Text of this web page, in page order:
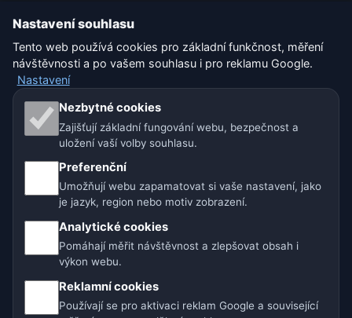
Nastavení
Naše weby o počasí:
🇨🇿 Česko 🇭🇷 Chorvatsko 🇧🇬 Bulharsko
🇩🇪🇦🇹🇨🇭 Německo / Rakousko / Švýcarsko
🌎 Latinská Amerika a Španělsko
🇮🇳 Jižní a jihovýchodní Asie
Provozovatel: Spolek Minizoo.cz z.s. | IČO: 21135550 |
info@pocasi.online
© 2026 Počasí Online · Meteorologická data: MET Norway · Open-
Nastavení souhlasu
Tento web používá cookies pro základní funkčnost, měření
návštěvnosti a po vašem souhlasu i pro reklamu Google.
Nastavení
Nezbytné cookies
Zajišťují základní fungování webu, bezpečnost a
uložení vaší volby souhlasu.
Preferenční
Umožňují webu zapamatovat si vaše nastavení, jako
je jazyk, region nebo motiv zobrazení.
Analytické cookies
Pomáhají měřit návštěvnost a zlepšovat obsah i
výkon webu.
Reklamní cookies
Používají se pro aktivaci reklam Google a související